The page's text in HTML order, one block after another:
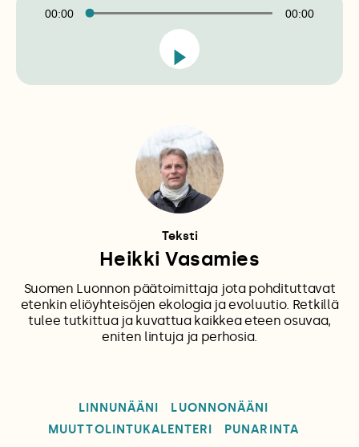
00:00 00:00
Teksti
Heikki Vasamies
Suomen Luonnon päätoimittaja jota pohdituttavat
etenkin eliöyhteisöjen ekologia ja evoluutio. Retkillä
tulee tutkittua ja kuvattua kaikkea eteen osuvaa,
eniten lintuja ja perhosia.
LINNUNÄÄNI
LUONNONÄÄNI
MUUTTOLINTUKALENTERI
PUNARINTA